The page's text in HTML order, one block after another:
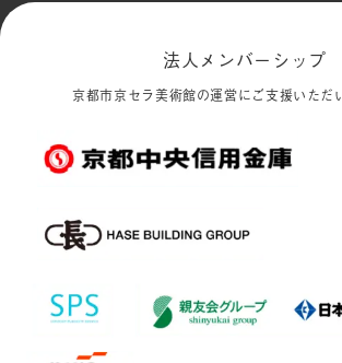
法人メンバーシップ
京都市京セラ美術館の運営にご支援いただ